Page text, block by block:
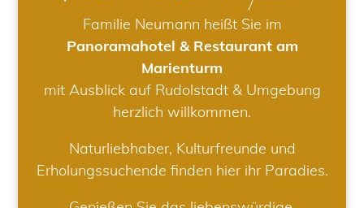
Familie Neumann heißt Sie im
Panoramahotel & Restaurant am
Marienturm
mit Ausblick auf Rudolstadt & Umgebung
herzlich willkommen.
Naturliebhaber, Kulturfreunde und
Erholungssuchende finden hier ihr Paradies.